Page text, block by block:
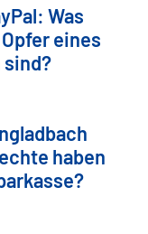
Was
eines
sind?
haben